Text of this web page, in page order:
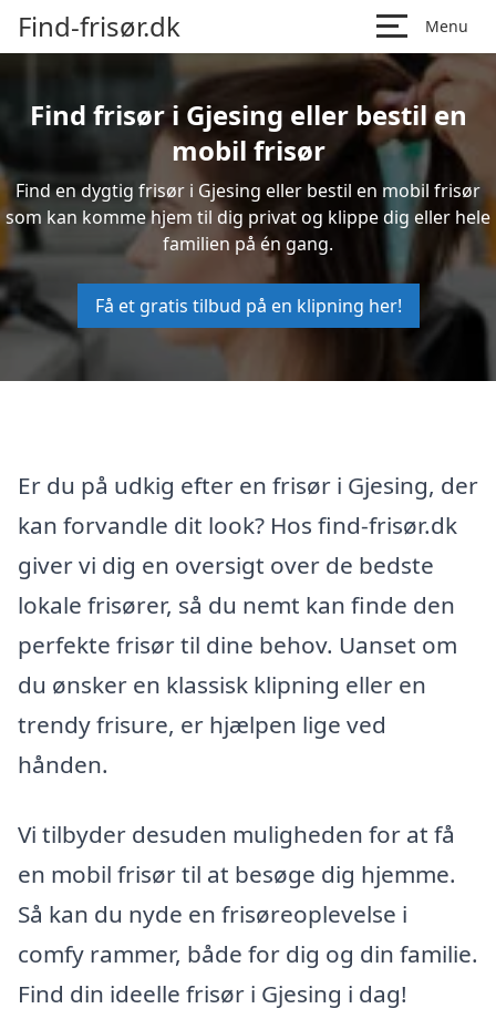
Find-frisør.dk Menu
Find frisør i Gjesing eller bestil en
mobil frisør
Find en dygtig frisør i Gjesing eller bestil en mobil frisør
som kan komme hjem til dig privat og klippe dig eller hele
familien på én gang.
Få et gratis tilbud på en klipning her!
Er du på udkig efter en frisør i Gjesing, der
kan forvandle dit look? Hos find-frisør.dk
giver vi dig en oversigt over de bedste
lokale frisører, så du nemt kan finde den
perfekte frisør til dine behov. Uanset om
du ønsker en klassisk klipning eller en
trendy frisure, er hjælpen lige ved
hånden.
Vi tilbyder desuden muligheden for at få
en mobil frisør til at besøge dig hjemme.
Så kan du nyde en frisøreoplevelse i
comfy rammer, både for dig og din familie.
Find din ideelle frisør i Gjesing i dag!